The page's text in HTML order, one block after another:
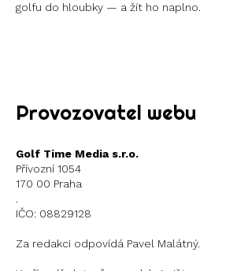
golfu do hloubky — a žít ho naplno.
Provozovatel webu
Golf Time Media s.r.o.
Přívozní 1054
170 00 Praha
.
IČO: 08829128
Za redakci odpovídá Pavel Malátný.